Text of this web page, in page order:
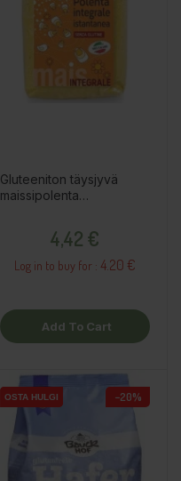
Gluteeniton täysjyvä
maissipolenta
4,42 €
Log in to buy for : 4.20 €
Add To Cart
OSTA HULGI
OSTA HULGI
OSTA HULGI −20%